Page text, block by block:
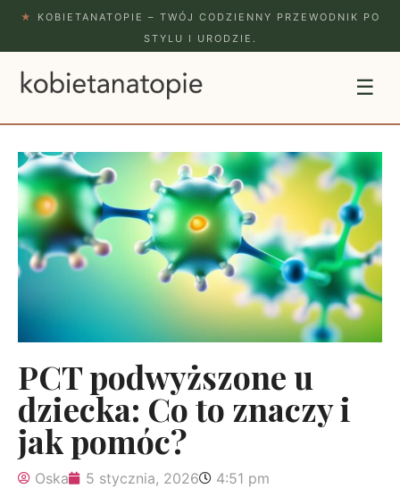
★
KOBIETANATOPIE – TWÓJ CODZIENNY PRZEWODNIK PO
STYLU I URODZIE.
☰
PCT podwyższone u
dziecka: Co to znaczy i
jak pomóc?
Oska 5 stycznia, 2026 4:51 pm